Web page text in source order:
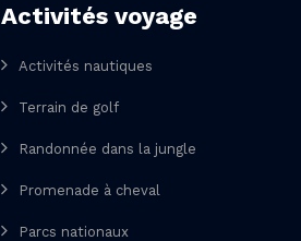
Activités voyage
Activités nautiques
Terrain de golf
Randonnée dans la jungle
Promenade à cheval
Parcs nationaux